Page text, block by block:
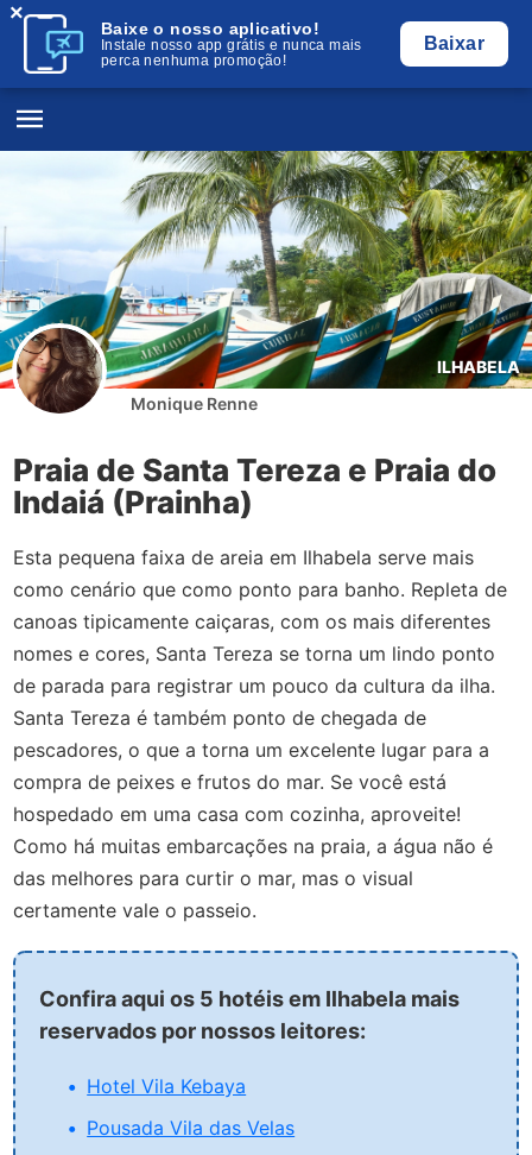
Baixe o nosso aplicativo!
Instale nosso app grátis e nunca mais
perca nenhuma promoção!
Baixar
×
ILHABELA
Monique Renne
Praia de Santa Tereza e Praia do
Indaiá (Prainha)
Esta pequena faixa de areia em Ilhabela serve mais
como cenário que como ponto para banho. Repleta de
canoas tipicamente caiçaras, com os mais diferentes
nomes e cores, Santa Tereza se torna um lindo ponto
de parada para registrar um pouco da cultura da ilha.
Santa Tereza é também ponto de chegada de
pescadores, o que a torna um excelente lugar para a
compra de peixes e frutos do mar. Se você está
hospedado em uma casa com cozinha, aproveite!
Como há muitas embarcações na praia, a água não é
das melhores para curtir o mar, mas o visual
certamente vale o passeio.
Confira aqui os 5 hotéis em Ilhabela mais
reservados por nossos leitores:
Hotel Vila Kebaya
Pousada Vila das Velas